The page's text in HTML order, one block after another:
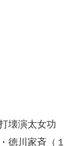
壊演太女功
徳川家斉（１